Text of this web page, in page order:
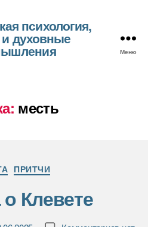
психология,
духовные
Меню
месть
Рубрики
ПРИТЧИ
Клевете